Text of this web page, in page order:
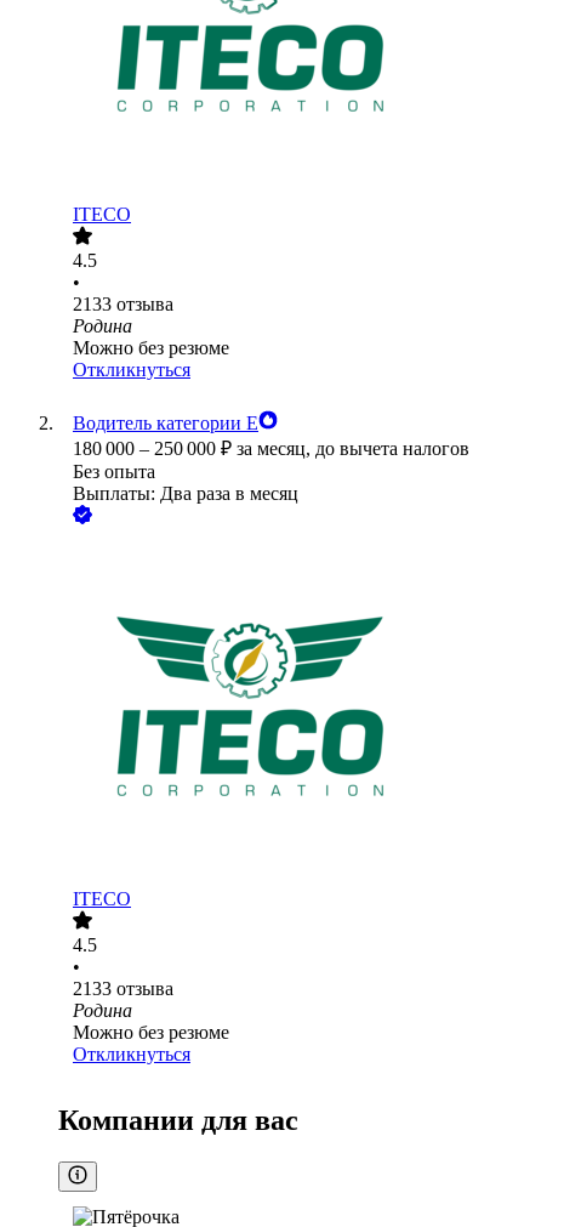
ITECO
4.5
•
2133 отзыва
Родина
Можно без резюме
Откликнуться
Водитель категории Е
180 000 – 250 000 ₽ за месяц, до вычета налогов
Без опыта
Выплаты: Два раза в месяц
ITECO
4.5
•
2133 отзыва
Родина
Можно без резюме
Откликнуться
Компании для вас